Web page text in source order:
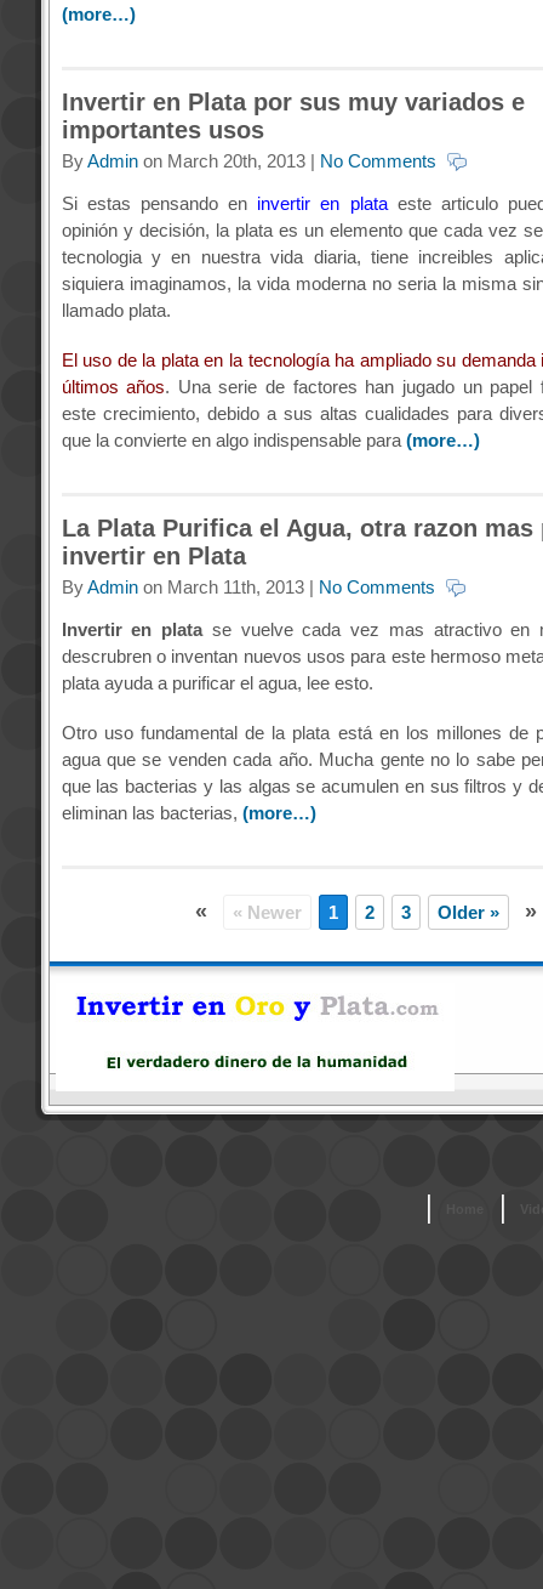
(more…)
Invertir en Plata por sus muy variados e
importantes usos
ByAdminon March 20th, 2013 | No Comments
Si estas pensando en invertir en plataeste articulo
opinión y decisión, la plata es un elemento que cada vez
tecnologia y en nuestra vida diaria, tiene increibles
siquiera imaginamos, la vida moderna no seria la misma
llamado plata.
El uso de la plata en la tecnología ha ampliado su demanda
últimos años. Una serie de factores han jugado un papel
este crecimiento, debido a sus altas cualidades para
que la convierte en algo indispensable para (more…)
La Plata Purifica el Agua, otra razon mas
invertir en Plata
ByAdminon March 11th, 2013 | No Comments
Invertir en platase vuelve cada vez mas atractivo en
descrubren o inventan nuevos usos para este hermoso
plata ayuda a purificar el agua, lee esto.
Otro uso fundamental de la plata está en los millones de
agua que se venden cada año. Mucha gente no lo sabe
que las bacterias y las algas se acumulen en sus filtros y
eliminan las bacterias, (more…)
« « Newer 1 2 3 Older » »